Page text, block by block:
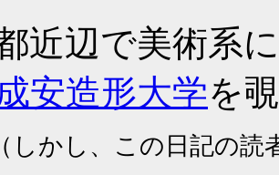
近辺で美術系
安造形大学を
（しかし、この日記の